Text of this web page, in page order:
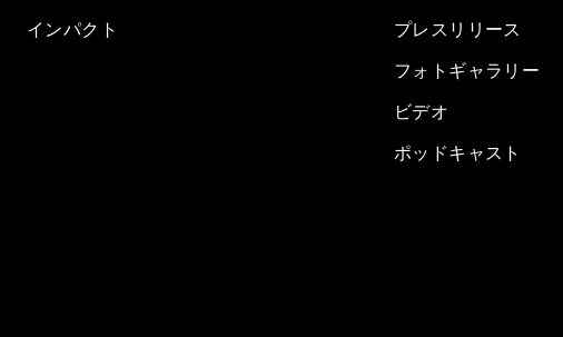
インパクト
プレスリリース
フォトギャラリー
ビデオ
ポッドキャスト